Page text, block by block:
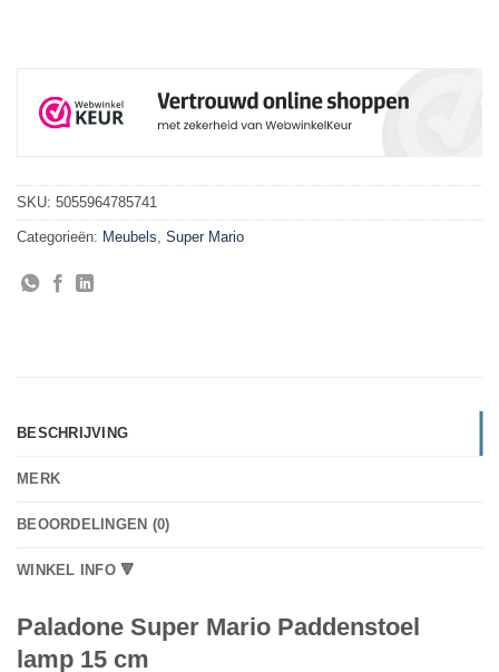
SKU: 5055964785741
Categorieën: Meubels, Super Mario
BESCHRIJVING
MERK
BEOORDELINGEN (0)
WINKEL INFO 🔻
Paladone Super Mario Paddenstoel
lamp 15 cm